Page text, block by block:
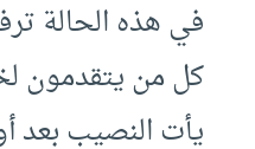
في هذه الحالة
كل من يتقدمون
يأت النصيب بعد